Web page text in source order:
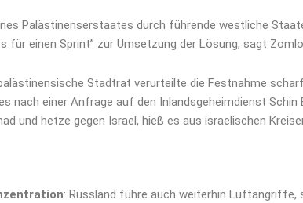
Palästinenserstaates durch führende westliche
einen Sprint” zur Umsetzung der Lösung, sagt
Stadtrat verurteilte die Festnahme
einer Anfrage auf den Inlandsgeheimdienst
und hetze gegen Israel, hieß es aus israelischen
: Russland führe auch weiterhin